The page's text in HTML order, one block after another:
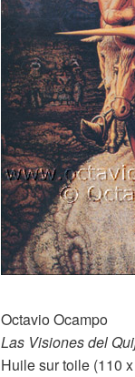
Octavio Ocampo
Las Visiones del
Huile sur toile (110